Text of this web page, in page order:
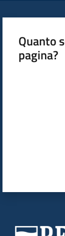
Quanto
pagina?